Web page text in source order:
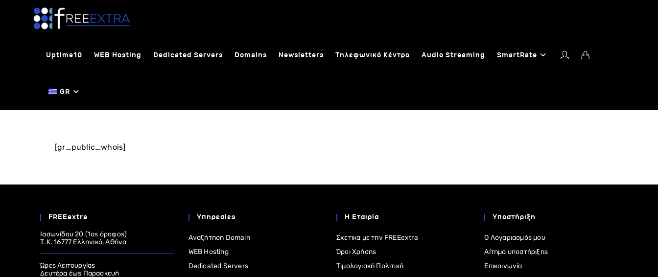
Uptime10 WEB Hosting Dedicated Servers Domains Newsletters Τηλεφωνικό Κέντρο Audio Streaming SmartRate
GR
[gr_public_whois]
FREEextra
Ιασωνίδου 20 (1ος όροφος)
Τ.Κ. 16777 Ελληνικό, Αθήνα
Ώρες Λειτουργίας
Δευτέρα έως Παρασκευή
Υπηρεσίες
Αναζήτηση Domain
WEB Hosting
Dedicated Servers
Η Εταιρία
Σχετικα με την FREEextra
Όροι Χρήσης
Τιμολογιακή Πολιτική
Υποστήριξη
Ο Λογαριασμός μου
Αίτημα υποστήριξης
Επικοινωνία